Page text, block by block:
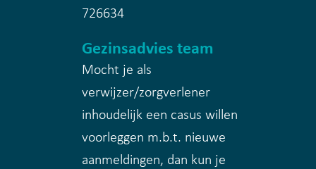
726634
Gezinsadvies team
Mocht je als
verwijzer/zorgverlener
inhoudelijk een casus willen
voorleggen m.b.t. nieuwe
aanmeldingen, dan kun je